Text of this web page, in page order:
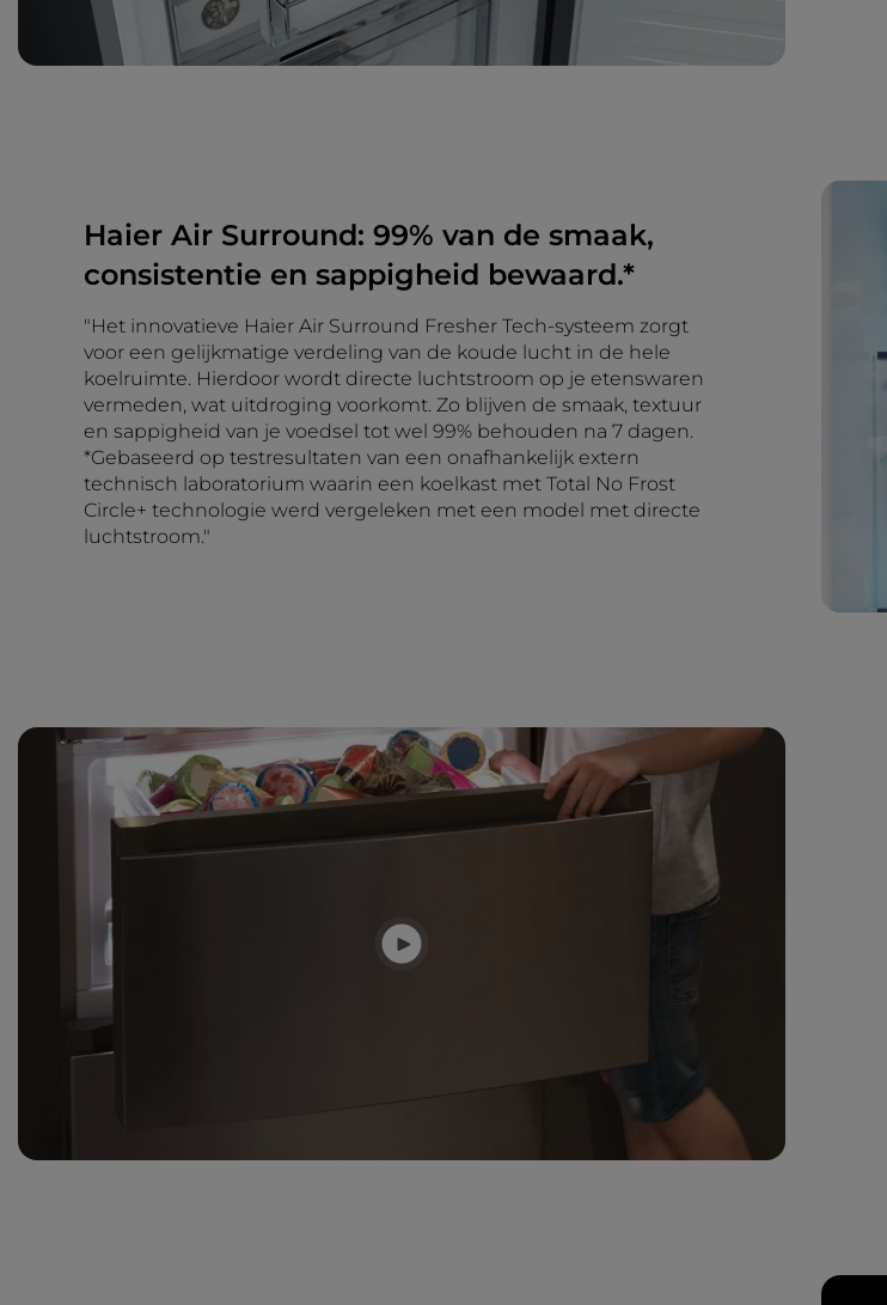
Haier Air Surround: 99% van de smaak,
consistentie en sappigheid bewaard.*
"Het innovatieve Haier Air Surround Fresher Tech-systeem zorgt
voor een gelijkmatige verdeling van de koude lucht in de hele
koelruimte. Hierdoor wordt directe luchtstroom op je etenswaren
vermeden, wat uitdroging voorkomt. Zo blijven de smaak, textuur
en sappigheid van je voedsel tot wel 99% behouden na 7 dagen.
*Gebaseerd op testresultaten van een onafhankelijk extern
technisch laboratorium waarin een koelkast met Total No Frost
Circle+ technologie werd vergeleken met een model met directe
luchtstroom."